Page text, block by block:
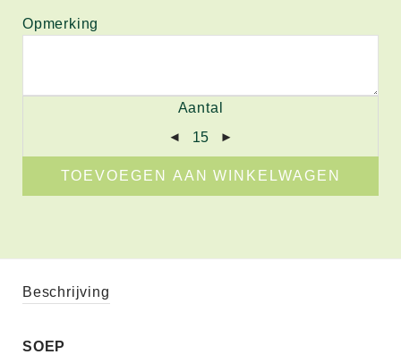
Opmerking
Aantal
TOEVOEGEN AAN WINKELWAGEN
Beschrijving
SOEP